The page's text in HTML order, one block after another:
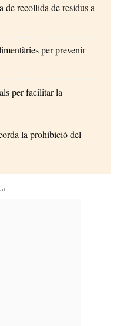
de recollida de residus a
per prevenir
per facilitar la
la prohibició del
-